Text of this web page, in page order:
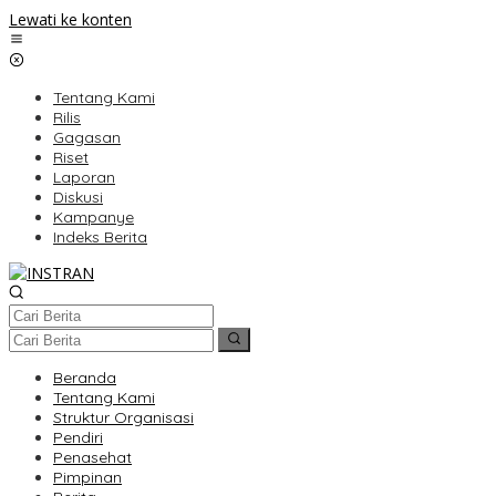
Lewati ke konten
Tentang Kami
Rilis
Gagasan
Riset
Laporan
Diskusi
Kampanye
Indeks Berita
Beranda
Tentang Kami
Struktur Organisasi
Pendiri
Penasehat
Pimpinan